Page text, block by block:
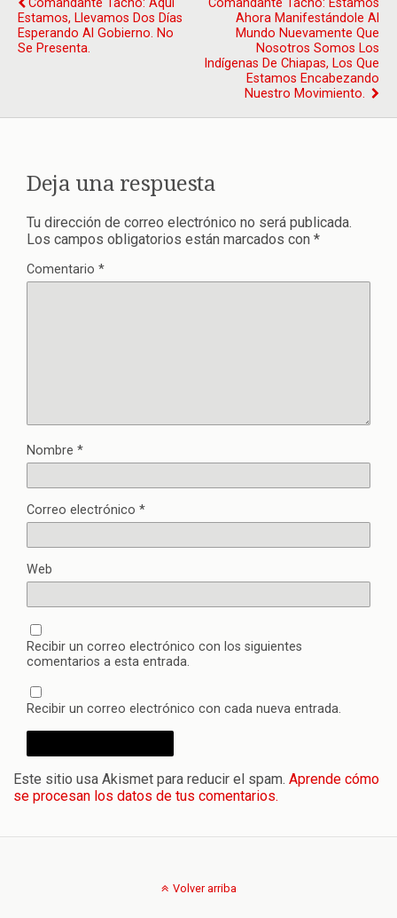
Comandante Tacho: Aquí
Estamos, Llevamos Dos Días
Esperando Al Gobierno. No
Se Presenta.
Comandante Tacho: Estamos
Ahora Manifestándole Al
Mundo Nuevamente Que
Nosotros Somos Los
Indígenas De Chiapas, Los Que
Estamos Encabezando
Nuestro Movimiento.
Deja una respuesta
Tu dirección de correo electrónico no será publicada.
Los campos obligatorios están marcados con *
Comentario *
Nombre *
Correo electrónico *
Web
Recibir un correo electrónico con los siguientes
comentarios a esta entrada.
Recibir un correo electrónico con cada nueva entrada.
Este sitio usa Akismet para reducir el spam. Aprende cómo
se procesan los datos de tus comentarios.
Volver arriba